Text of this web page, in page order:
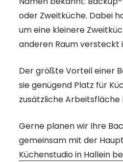
oder Zweitküche. Dabei
um eine kleinere
anderen Raum versteckt
Der größte Vorteil einer
sie genügend Platz für
zusätzliche Arbeitsfläche
Gerne planen wir Ihre
gemeinsam mit der
Küchenstudio in Hallein